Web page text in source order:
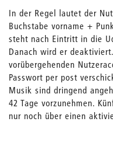
In der Regel lautet der
Buchstabe vorname +
steht nach Eintritt in die
Danach wird er
vorübergehenden
Passwort per post
Musik sind dringend
42 Tage vorzunehmen.
nur noch über einen